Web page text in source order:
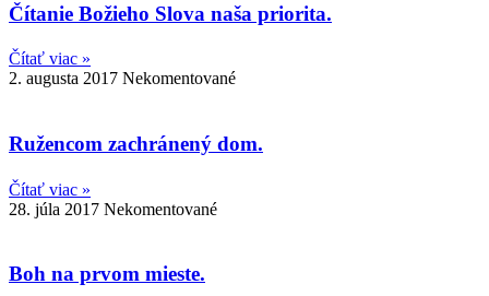
Čítanie Božieho Slova naša priorita.
Čítať viac »
2. augusta 2017 Nekomentované
Ružencom zachránený dom.
Čítať viac »
28. júla 2017 Nekomentované
Boh na prvom mieste.